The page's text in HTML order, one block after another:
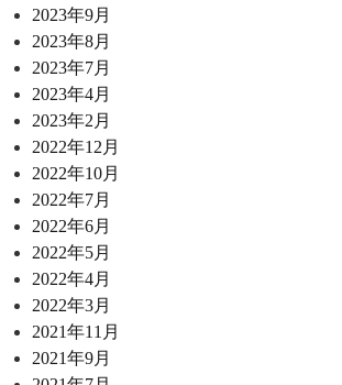
2023年9月
2023年8月
2023年7月
2023年4月
2023年2月
2022年12月
2022年10月
2022年7月
2022年6月
2022年5月
2022年4月
2022年3月
2021年11月
2021年9月